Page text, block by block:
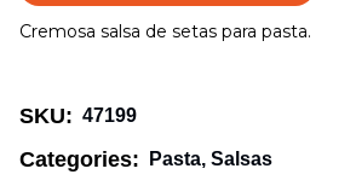
Cremosa salsa de setas para pasta.
SKU: 47199
Categories: Pasta, Salsas